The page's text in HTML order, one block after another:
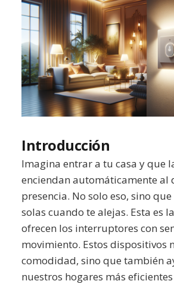
Introducción
Imagina entrar a tu casa y que
enciendan automáticamente al
presencia. No solo eso, sino
solas cuando te alejas. Esta es
ofrecen los interruptores con
movimiento. Estos dispositivos
comodidad, sino que también
nuestros hogares más eficientes